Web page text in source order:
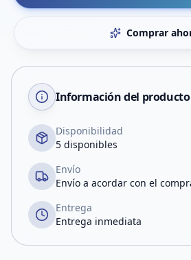
Comprar
Información del producto
Disponibilidad
5 disponibles
Envío
Envío a acordar con el
Entrega
Entrega inmediata